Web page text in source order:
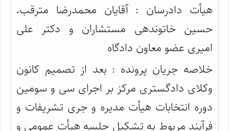
هیأت دادرسان : آقایان محمدرضا مترقب،
حسین خاتوندهی مستشاران و دکتر علی
امیری عضو معاون دادگاه
خلاصه جریان پرونده : بعد از تصمیم کانون
وکلای دادگستری مرکز بر اجرای سی و سومین
دوره انتخابات هیأت مدیره و جری تشریفات و
فرآیند مربوط به تشکیل جلسه هیأت عمومی و